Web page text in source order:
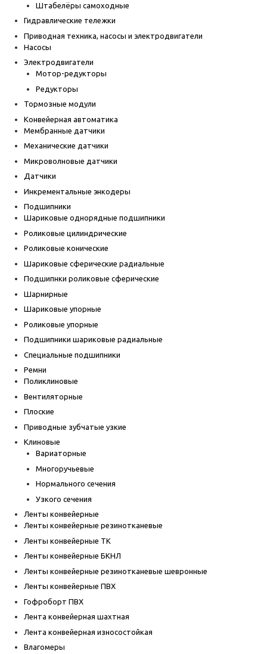
Штабелёры самоходные
Гидравлические тележки
Приводная техника, насосы и электродвигатели
Насосы
Электродвигатели
Мотор-редукторы
Редукторы
Тормозные модули
Конвейерная автоматика
Мембранные датчики
Механические датчики
Микроволновые датчики
Датчики
Инкрементальные энкодеры
Подшипники
Шариковые однорядные подшипники
Роликовые цилиндрические
Роликовые конические
Шариковые сферические радиальные
Подшипнки роликовые сферические
Шарнирные
Шариковые упорные
Роликовые упорные
Подшипники шариковые радиальные
Специальные подшипники
Ремни
Поликлиновые
Вентиляторные
Плоские
Приводные зубчатые узкие
Клиновые
Вариаторные
Многоручьевые
Нормального сечения
Узкого сечения
Ленты конвейерные
Ленты конвейерные резинотканевые
Ленты конвейерные ТК
Ленты конвейерные БКНЛ
Ленты конвейерные резинотканевые шевронные
Ленты конвейерные ПВХ
Гофроборт ПВХ
Лента конвейерная шахтная
Лента конвейерная износостойкая
Влагомеры